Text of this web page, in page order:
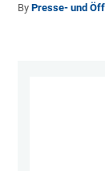
ByPresse- und